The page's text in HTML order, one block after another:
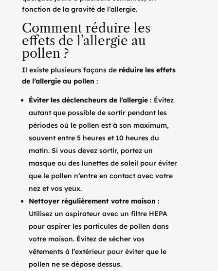
fonction de la gravité de l’allergie.
Comment réduire les
effets de l’allergie au
pollen ?
Il existe plusieurs façons de réduire les effets
de l’allergie au pollen :
Éviter les déclencheurs de l’allergie : Évitez
autant que possible de sortir pendant les
périodes où le pollen est à son maximum,
souvent entre 5 heures et 10 heures du
matin. Si vous devez sortir, portez un
masque ou des lunettes de soleil pour éviter
que le pollen n’entre en contact avec votre
nez et vos yeux.
Nettoyer régulièrement votre maison :
Utilisez un aspirateur avec un filtre HEPA
pour aspirer les particules de pollen dans
votre maison. Évitez de sécher vos
vêtements à l’extérieur pour éviter que le
pollen ne se dépose dessus.